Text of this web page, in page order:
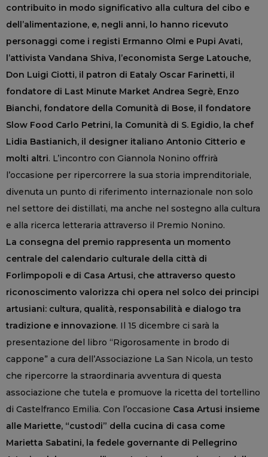
contribuito in modo significativo alla cultura del cibo e
dell’alimentazione, e, negli anni, lo hanno ricevuto
personaggi come i registi Ermanno Olmi e Pupi Avati,
l’attivista Vandana Shiva, l’economista Serge Latouche,
Don Luigi Ciotti, il patron di Eataly Oscar Farinetti, il
fondatore di Last Minute Market Andrea Segrè, Enzo
Bianchi, fondatore della Comunità di Bose, il fondatore
Slow Food Carlo Petrini, la Comunità di S. Egidio, la chef
Lidia Bastianich, il designer italiano Antonio Citterio e
molti altri. L’incontro con Giannola Nonino offrirà
l’occasione per ripercorrere la sua storia imprenditoriale,
divenuta un punto di riferimento internazionale non solo
nel settore dei distillati, ma anche nel sostegno alla cultura
e alla ricerca letteraria attraverso il Premio Nonino.
La consegna del premio rappresenta un momento
centrale del calendario culturale della città di
Forlimpopoli e di Casa Artusi, che attraverso questo
riconoscimento valorizza chi opera nel solco dei principi
artusiani: cultura, qualità, responsabilità e dialogo tra
tradizione e innovazione. Il 15 dicembre ci sarà la
presentazione del libro “Rigorosamente in brodo di
cappone” a cura dell’Associazione La San Nicola, un testo
che ripercorre la straordinaria avventura di questa
associazione che tutela e promuove la ricetta del tortellino
di Castelfranco Emilia. Con l’occasione Casa Artusi insieme
alle Mariette, “custodi” della cucina di casa come
Marietta Sabatini, la fedele governante di Pellegrino